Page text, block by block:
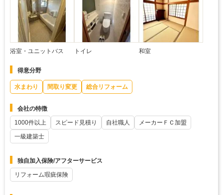
浴室・ユニットバス トイレ 和室
得意分野
水まわり 間取り変更 総合リフォーム
会社の特徴
1000件以上
スピード見積り 自社職人
メーカーＦＣ加盟
一級建築士
独自加入保険/アフターサービス
リフォーム瑕疵保険